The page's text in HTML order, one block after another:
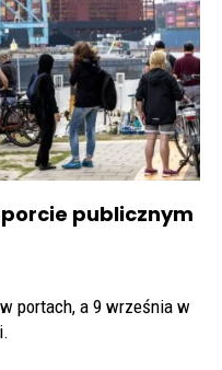
publicznym
portach, a 9 września w